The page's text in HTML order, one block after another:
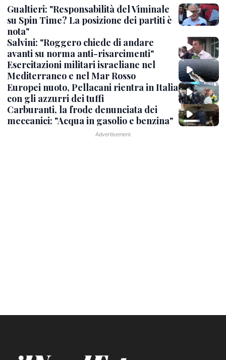
Gualtieri: "Responsabilità del Viminale
su Spin Time? La posizione dei partiti è
nota"
Salvini: "Roggero chiede di andare
avanti su norma anti-risarcimenti"
Esercitazioni militari israeliane nel
Mediterraneo e nel Mar Rosso
Europei nuoto, Pellacani rientra in Italia
con gli azzurri dei tuffi
Carburanti, la frode denunciata dei
meccanici: "Acqua in gasolio e benzina"